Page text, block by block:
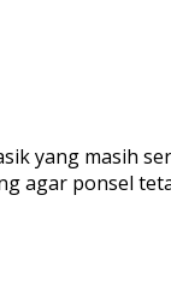
yang masih
agar ponsel